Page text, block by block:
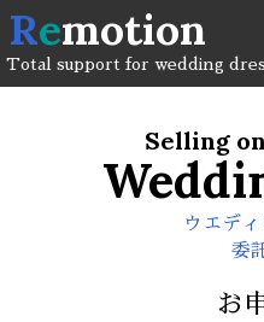
Remotion
Total support for wedding
Selling
ウエデ
委
お